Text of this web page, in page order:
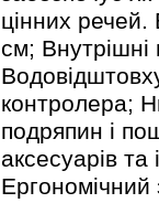
цінних
см;
контролера;
подряпин і
аксесуарів